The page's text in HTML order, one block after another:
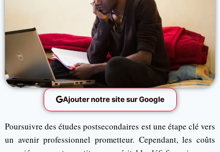
Ajouter notre site sur Google
Poursuivre des études postsecondaires est une étape clé vers
un avenir professionnel prometteur. Cependant, les coûts